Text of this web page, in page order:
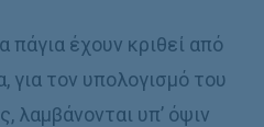
έχουν κριθεί από
για τον υπολογισμό του
λαμβάνονται υπ’ όψιν